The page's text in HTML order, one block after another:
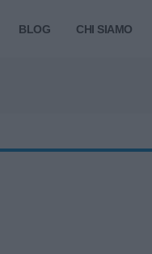
BLOG CHI SIAMO